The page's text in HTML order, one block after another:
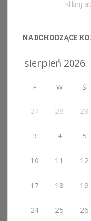
kliknij
NADCHODZĄCE
P W Ś
27 28 29
3 4 5
10 11 12
17 18 19
24 25 26